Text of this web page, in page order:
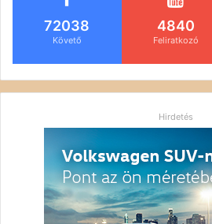
72038
Követő
4840
Feliratkozó
Hirdetés